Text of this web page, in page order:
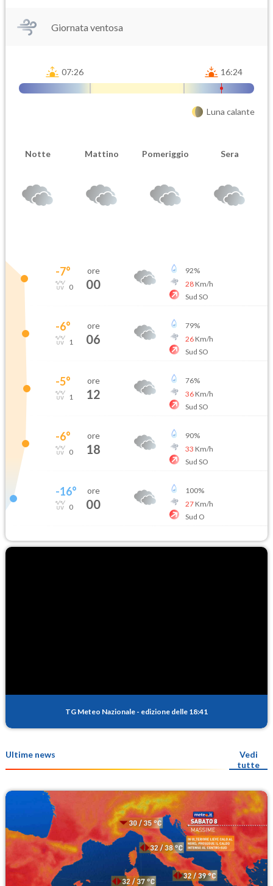
Giornata ventosa
07:26 16:24
Luna calante
Notte Mattino Pomeriggio Sera
-7°
0
ore
00
92%
28Km/h
Sud SO
-6°
1
ore
06
79%
26Km/h
Sud SO
-5°
1
ore
12
76%
36Km/h
Sud SO
-6°
0
ore
18
90%
33 Km/h
Sud SO
-16°
0
ore
00
100%
27Km/h
Sud O
TG Meteo Nazionale - edizione delle 18:41
Ultime news
Vedi
tutte